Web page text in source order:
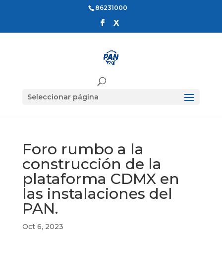
86231000
Seleccionar página
Foro rumbo a la
construcción de la
plataforma CDMX en
las instalaciones del
PAN.
Oct 6, 2023